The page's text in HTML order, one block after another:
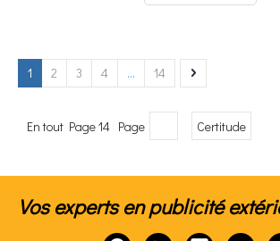
1 2 3 4 ... 14
En tout Page 14 Page Certitude
Vos experts en publicité